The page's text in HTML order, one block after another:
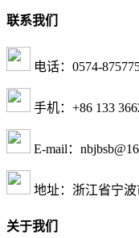
联系我们
电话：0574-
手机：+86 133
E-mail：
地址：浙江省宁
关于我们